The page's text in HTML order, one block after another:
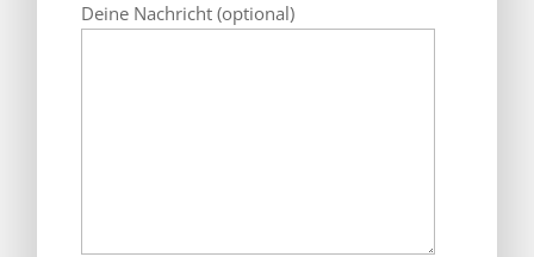
Deine Nachricht (optional)